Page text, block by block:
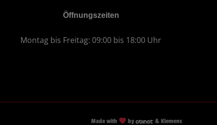
Öffnungszeiten
Montag bis Freitag: 09:00 bis 18:00 Uhr
Made with by & Klemens